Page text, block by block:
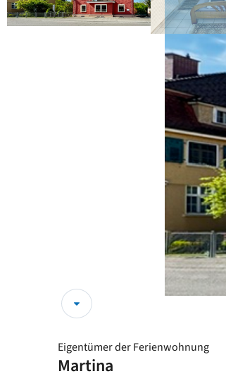
Eigentümer der Ferienwohnung
Martina